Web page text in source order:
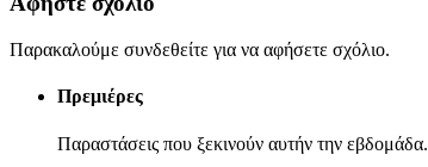
Παρακαλούμε συνδεθείτε για να αφήσετε σχόλιο.
Πρεμιέρες
Παραστάσεις που ξεκινούν αυτήν την εβδομάδα.